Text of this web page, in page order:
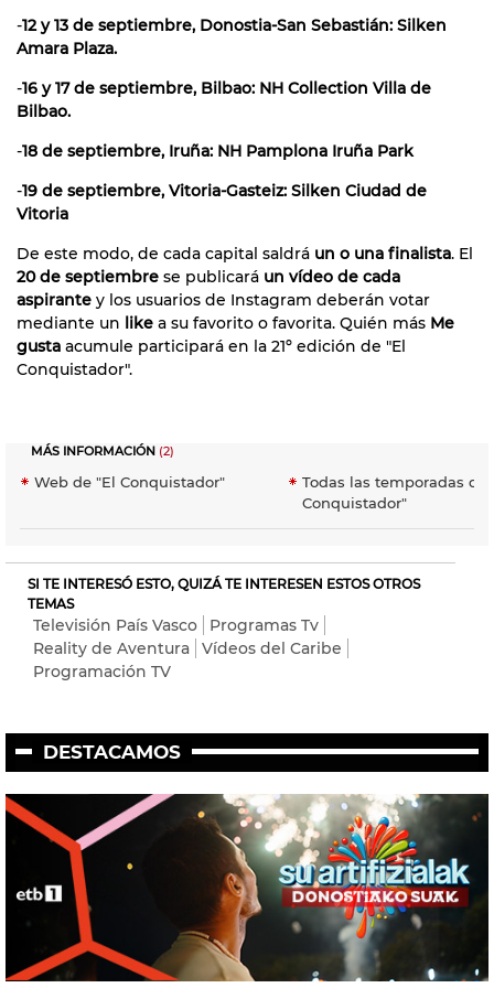
-12 y 13 de septiembre, Donostia-San Sebastián: Silken
Amara Plaza.
-16 y 17 de septiembre, Bilbao: NH Collection Villa de
Bilbao.
-18 de septiembre, Iruña: NH Pamplona Iruña Park
-19 de septiembre, Vitoria-Gasteiz: Silken Ciudad de
Vitoria
De este modo, de cada capital saldrá un o una finalista. El
20 de septiembre se publicará un vídeo de cada
aspirante y los usuarios de Instagram deberán votar
mediante un like a su favorito o favorita. Quién más Me
gusta acumule participará en la 21º edición de "El
Conquistador".
MÁS INFORMACIÓN (2)
Web de "El Conquistador"
Todas las temporadas de
Conquistador"
SI TE INTERESÓ ESTO, QUIZÁ TE INTERESEN ESTOS OTROS
TEMAS
Televisión País Vasco
Programas Tv
Reality de Aventura
Vídeos del Caribe
Programación TV
DESTACAMOS